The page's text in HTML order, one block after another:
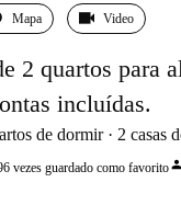
Mapa Video
2 quartos para
incluídas.
de dormir 2 casas
vezes guardado como favoritoperson